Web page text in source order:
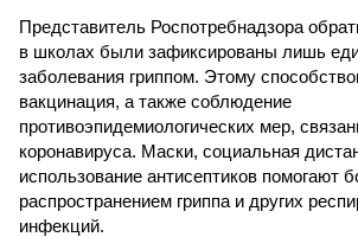
Представитель Роспотребнадзора
в школах были зафиксированы лишь
заболевания гриппом. Этому
вакцинация, а также соблюдение
противоэпидемиологических мер,
коронавируса. Маски, социальная
использование антисептиков помогают
распространением гриппа и других
инфекций.